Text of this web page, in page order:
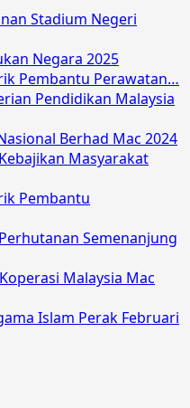
Stadium Negeri
Negara 2025
Pembantu Perawatan…
Pendidikan Malaysia
Berhad Mac 2024
Masyarakat
Pembantu
Semenanjung
Malaysia Mac
Islam Perak Februari